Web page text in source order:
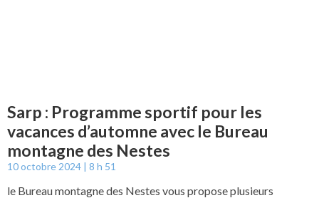
Sarp : Programme sportif pour les
vacances d’automne avec le Bureau
montagne des Nestes
10 octobre 2024 8 h 51
le Bureau montagne des Nestes vous propose plusieurs